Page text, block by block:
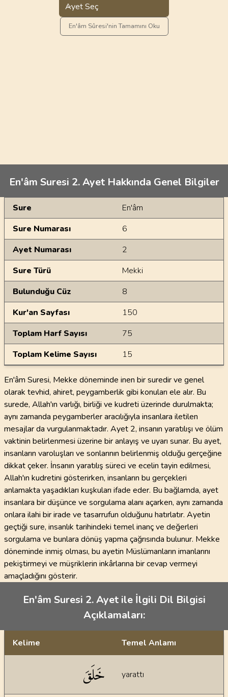
Ayet Seç
En'âm Sûresi'nin Tamamını Oku
En'âm Suresi 2. Ayet Hakkında Genel Bilgiler
Genel Bilgiler
Sure
En'âm
Sure Numarası
6
Ayet Numarası
2
Sure Türü
Mekki
Bulunduğu Cüz
8
Kur'an Sayfası
150
Toplam Harf Sayısı
75
Toplam Kelime Sayısı
15
En'âm Suresi, Mekke döneminde inen bir suredir ve genel
olarak tevhid, ahiret, peygamberlik gibi konuları ele alır. Bu
surede, Allah'ın varlığı, birliği ve kudreti üzerinde durulmakta;
aynı zamanda peygamberler aracılığıyla insanlara iletilen
mesajlar da vurgulanmaktadır. Ayet 2, insanın yaratılışı ve ölüm
vaktinin belirlenmesi üzerine bir anlayış ve uyarı sunar. Bu ayet,
insanların varoluşları ve sonlarının belirlenmiş olduğu gerçeğine
dikkat çeker. İnsanın yaratılış süreci ve ecelin tayin edilmesi,
Allah'ın kudretini gösterirken, insanların bu gerçekleri
anlamakta yaşadıkları kuşkuları ifade eder. Bu bağlamda, ayet
insanlara bir düşünce ve sorgulama alanı açarken, aynı zamanda
onlara ilahi bir irade ve tasarrufun olduğunu hatırlatır. Ayetin
geçtiği sure, insanlık tarihindeki temel inanç ve değerleri
sorgulama ve bunlara dönüş yapma çağrısında bulunur. Mekke
döneminde inmiş olması, bu ayetin Müslümanların imanlarını
pekiştirmeyi ve müşriklerin inkârlarına bir cevap vermeyi
amaçladığını gösterir.
En'âm Suresi 2. Ayet ile İlgili Dil Bilgisi
Açıklamaları:
Kelime Temel Anlamı
خَلَقَ yarattı